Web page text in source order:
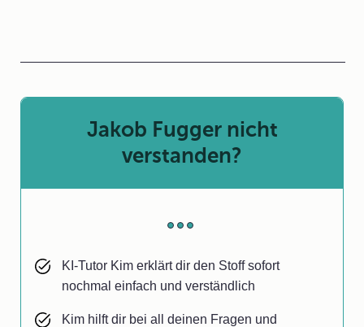
Jakob Fugger nicht
verstanden?
KI-Tutor Kim erklärt dir den Stoff sofort
nochmal einfach und verständlich
Kim hilft dir bei all deinen Fragen und